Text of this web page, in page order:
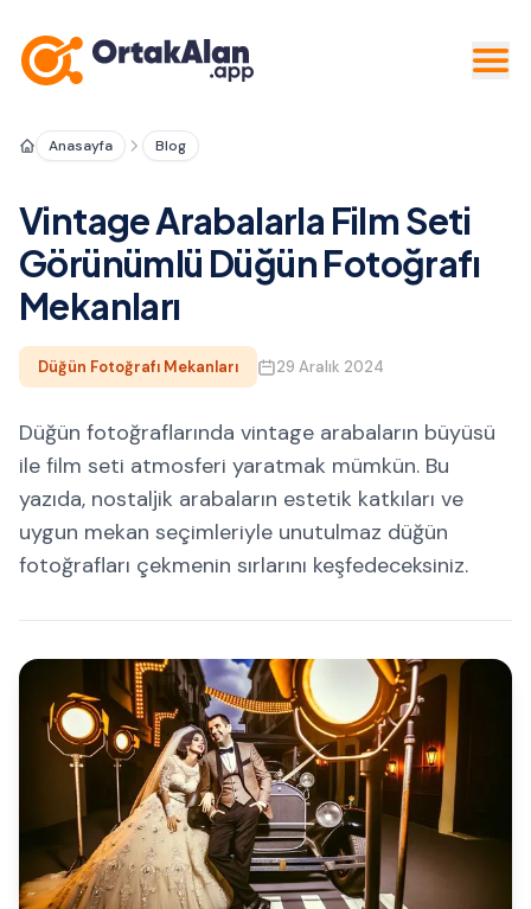
Anasayfa Blog
Vintage Arabalarla Film Seti
Görünümlü Düğün Fotoğrafı
Mekanları
Düğün Fotoğrafı Mekanları 29 Aralık 2024
Düğün fotoğraflarında vintage arabaların büyüsü
ile film seti atmosferi yaratmak mümkün. Bu
yazıda, nostaljik arabaların estetik katkıları ve
uygun mekan seçimleriyle unutulmaz düğün
fotoğrafları çekmenin sırlarını keşfedeceksiniz.